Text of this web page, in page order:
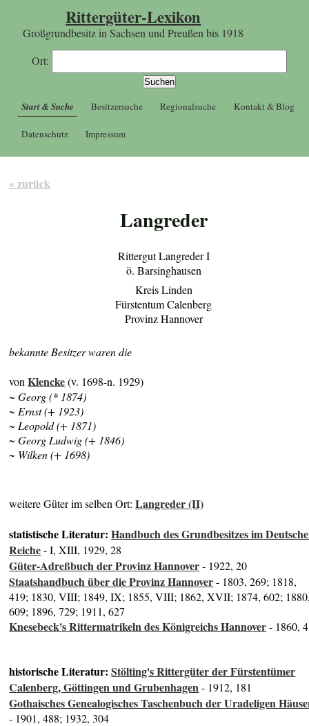
Rittergüter-Lexikon
Großgrundbesitz in Sachsen und Preußen bis 1918
Ort:
Start & Suche Besitzersuche Regionalsuche Kontakt & Blog
Datenschutz Impressum
« zurück
Langreder
Rittergut Langreder I
ö. Barsinghausen
Kreis Linden
Fürstentum Calenberg
Provinz Hannover
bekannte Besitzer waren die
vonKlencke(v. 1698-n. 1929)
~ Georg (* 1874)
~ Ernst (+ 1923)
~ Leopold (+ 1871)
~ Georg Ludwig (+ 1846)
~ Wilken (+ 1698)
weitere Güter im selben Ort:Langreder (II)
statistische Literatur:Handbuch des Grundbesitzes im
Reiche- I, XIII, 1929, 28
Güter-Adreßbuch der Provinz Hannover- 1922, 20
Staatshandbuch über die Provinz Hannover- 1803, 269; 1818,
419; 1830, VIII; 1849, IX; 1855, VIII; 1862, XVII; 1874, 602;
609; 1896, 729; 1911, 627
Knesebeck's Rittermatrikeln des Königreichs Hannover- 1860, 4
historische Literatur:Stölting's Rittergüter der Fürstentümer
Calenberg, Göttingen und Grubenhagen- 1912, 181
Gothaisches Genealogisches Taschenbuch der Uradeligen
- 1901, 488; 1932, 304